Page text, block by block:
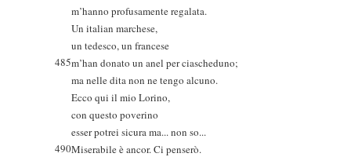
m’hanno profusamente regalata.
Un italian marchese,
un tedesco, un francese
485m’han donato un anel per ciascheduno;
ma nelle dita non ne tengo alcuno.
Ecco qui il mio Lorino,
con questo poverino
esser potrei sicura ma... non so...
490Miserabile è ancor. Ci penserò.